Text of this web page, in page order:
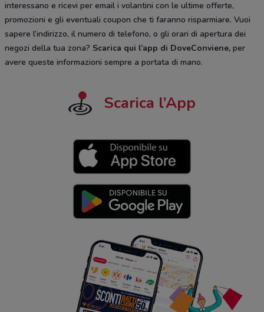
interessano e ricevi per email i volantini con le ultime offerte,
promozioni e gli eventuali coupon che ti faranno risparmiare. Vuoi
sapere l’indirizzo, il numero di telefono, o gli orari di apertura dei
negozi della tua zona? Scarica qui l’app di DoveConviene, per
avere queste informazioni sempre a portata di mano.
Scarica l’App